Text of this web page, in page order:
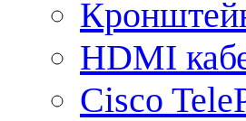
HDMI
Cisco